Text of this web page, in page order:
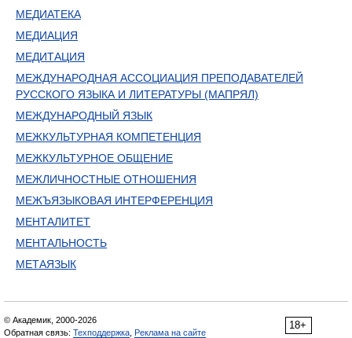
МЕДИАТЕКА
МЕДИАЦИЯ
МЕДИТАЦИЯ
МЕЖДУНАРОДНАЯ АССОЦИАЦИЯ ПРЕПОДАВАТЕЛЕЙ
РУССКОГО ЯЗЫКА И ЛИТЕРАТУРЫ (МАПРЯЛ)
МЕЖДУНАРОДНЫЙ ЯЗЫК
МЕЖКУЛЬТУРНАЯ КОМПЕТЕНЦИЯ
МЕЖКУЛЬТУРНОЕ ОБЩЕНИЕ
МЕЖЛИЧНОСТНЫЕ ОТНОШЕНИЯ
МЕЖЪЯЗЫКОВАЯ ИНТЕРФЕРЕНЦИЯ
МЕНТАЛИТЕТ
МЕНТАЛЬНОСТЬ
МЕТАЯЗЫК
18+
© Академик, 2000-2026
Обратная связь: Техподдержка Реклама на сайте